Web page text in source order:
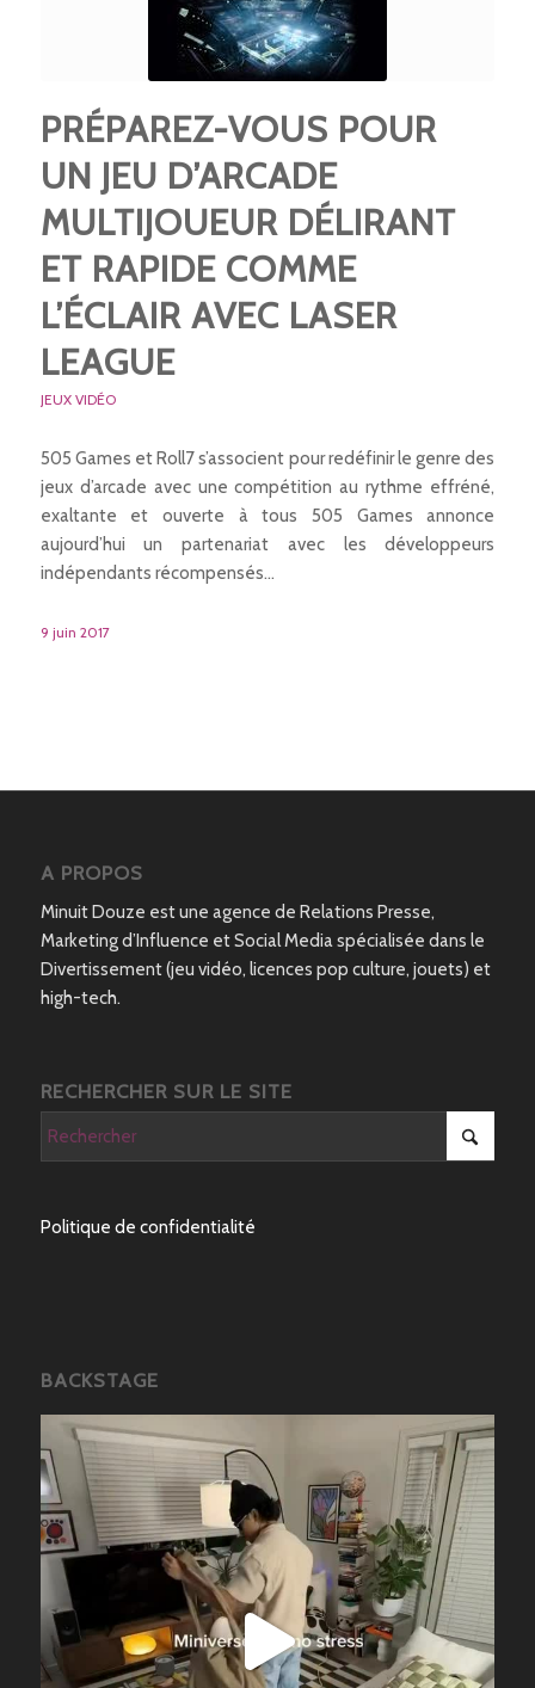
PRÉPAREZ-VOUS POUR
UN JEU D’ARCADE
MULTIJOUEUR DÉLIRANT
ET RAPIDE COMME
L’ÉCLAIR AVEC LASER
LEAGUE
JEUX VIDÉO
505 Games et Roll7 s’associent pour redéfinir le genre des
jeux d’arcade avec une compétition au rythme effréné,
exaltante et ouverte à tous 505 Games annonce
aujourd’hui un partenariat avec les développeurs
indépendants récompensés…
9 juin 2017
A PROPOS
Minuit Douze est une agence de Relations Presse,
Marketing d’Influence et Social Media spécialisée dans le
Divertissement (jeu vidéo, licences pop culture, jouets) et
high-tech.
RECHERCHER SUR LE SITE
Politique de confidentialité
BACKSTAGE